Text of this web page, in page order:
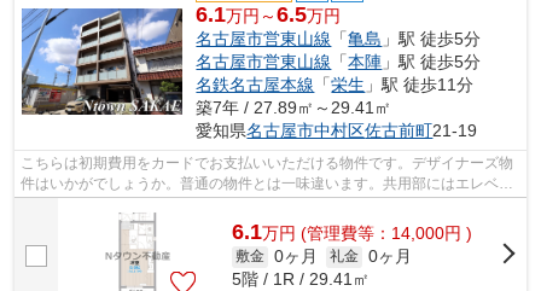
6.1万円～6.5万円
名古屋市営東山線 「亀島 」駅 徒歩5分
名古屋市営東山線 「本陣 」駅 徒歩5分
名鉄名古屋本線 「栄生 」駅 徒歩11分
築7年 / 27.89㎡～29.41㎡
愛知県名古屋市中村区佐古前町21-19
こちらは初期費用をカードでお支払いいただける物件です。デザイナーズ物
件はいかがでしょうか。普通の物件とは一味違います。共用部にはエレベー
タ・敷地内ごみ置き場などが揃ってお...
6.1万円 (管理費等：14,000円 )
敷金 0ヶ月 礼金 0ヶ月
5階 / 1R / 29.41㎡